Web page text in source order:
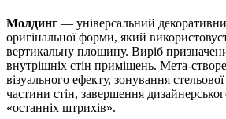
Молдинг — універсальний
оригінальної форми, який
вертикальну площину. Виріб
внутрішніх стін приміщень. Мета-
візуального ефекту, зонування
частини стін, завершення
«останніх штрихів».